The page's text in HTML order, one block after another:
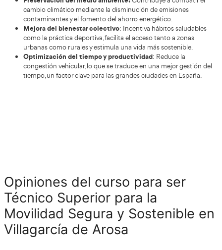
Con este título en modalidad online y a distancia,
dedesempeñarte profesionalmente en pequeñas,
grandes empresasdedicadas a la formación de
desean obtener su permiso de conducir. Además,
programas educativos relacionados con la formación
recuperación de puntos del carné de conducir. También
modalidades educativas enfocadas en la conducción
desarrolladas por entidades como la DGT o empresas
Los profesionales titulados podrán además participar